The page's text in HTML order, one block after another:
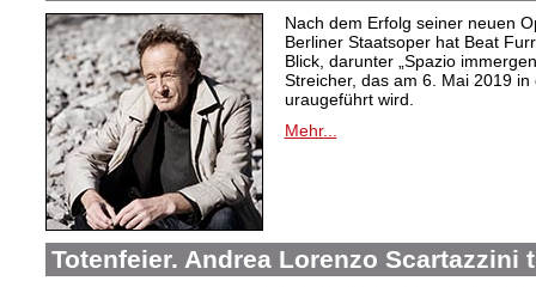
Nach dem Erfolg seiner neuen
Berliner Staatsoper hat Beat
Blick, darunter „Spazio
Streicher, das am 6. Mai 2019
uraugeführt wird.
Mehr...
Totenfeier. Andrea Lorenzo Scartazzini